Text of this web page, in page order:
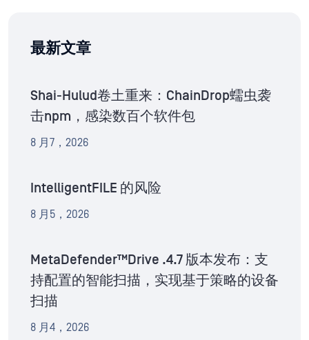
最新文章
Shai-Hulud卷土重来：ChainDrop蠕虫袭
击npm，感染数百个软件包
8 月7，2026
IntelligentFILE 的风险
8 月5，2026
MetaDefender™Drive .4.7 版本发布：支
持配置的智能扫描，实现基于策略的设备
扫描
8 月4，2026